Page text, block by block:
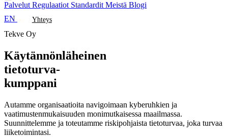
Palvelut Regulaatiot Standardit Meistä Blogi
EN
Yhteys
Tekve Oy
Käytännönläheinen
tietoturva-
kumppani
Autamme organisaatioita navigoimaan kyberuhkien ja
vaatimustenmukaisuuden monimutkaisessa maailmassa.
Suunnittelemme ja toteutamme riskipohjaista tietoturvaa, joka turvaa
liiketoimintasi.